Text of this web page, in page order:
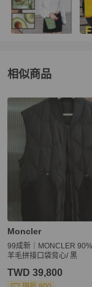
相似商品
更多相似Moncler女
Moncler
99成新｜MONCLER
羊毛拼接口袋背心/ 黑
TWD 39,800